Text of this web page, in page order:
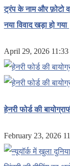
ट्रंप के नाम और फ़ोटो
नया विवाद खड़ा हो गया
April 29, 2026 11:33
हेनरी फोर्ड की
February 23, 2026